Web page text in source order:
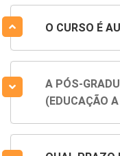
O CURSO É
A PÓS-
(EDUCAÇÃO